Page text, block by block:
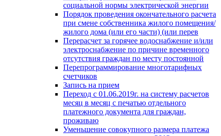
социальной нормы электрической энергии
Порядок проведения окончательного расчета
при смене собственника жилого помещения/
жилого дома (или его части) (или перев
Перерасчет за горячее водоснабжение и/или
электроснабжение по причине временного
отсутствия граждан по месту постоянной
Перепрограммирование многотарифных
счетчиков
Запись на прием
Переход с 01.06.2019г. на систему расчетов
месяц в месяц с печатью отдельного
платежного документа для граждан,
проживаю
Уменьшение совокупного размера платежа